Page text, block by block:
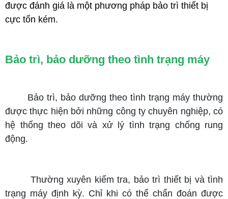
được đánh giá là một phương pháp bảo trì thiết bị
cực tốn kém.
Bảo trì, bảo dưỡng theo tình trạng máy
Bảo trì, bảo dưỡng theo tình trạng máy thường
được thực hiện bởi những công ty chuyên nghiệp, có
hệ thống theo dõi và xử lý tình trạng chống rung
động.
Thường xuyên kiểm tra, bảo trì thiết bị và tình
trạng máy định kỳ. Chỉ khi có thể chẩn đoán được